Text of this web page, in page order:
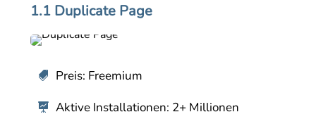
1.1 Duplicate Page
 Preis: Freemium

Aktive Installationen: 2+ Millionen